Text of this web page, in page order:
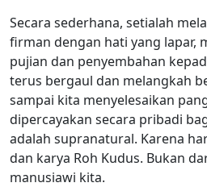
Secara sederhana, setialah
firman dengan hati yang lapar,
pujian dan penyembahan
terus bergaul dan melangkah
sampai kita menyelesaikan
dipercayakan secara pribadi
adalah supranatural. Karena
dan karya Roh Kudus. Bukan
manusiawi kita.